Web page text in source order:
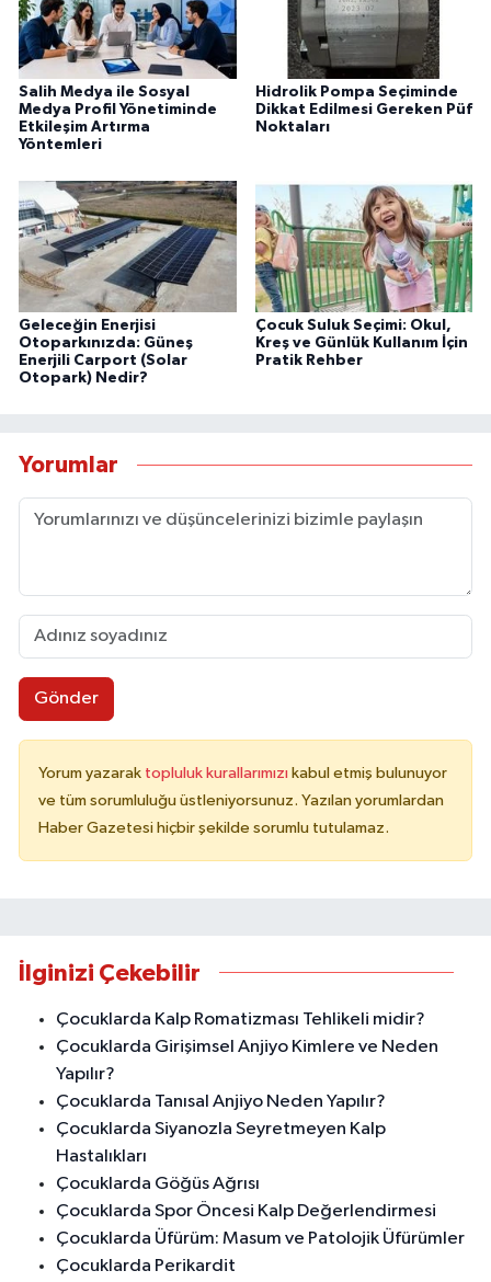
Salih Medya ile Sosyal
Medya Profil Yönetiminde
Etkileşim Artırma
Yöntemleri
Hidrolik Pompa Seçiminde
Dikkat Edilmesi Gereken Püf
Noktaları
Geleceğin Enerjisi
Otoparkınızda: Güneş
Enerjili Carport (Solar
Otopark) Nedir?
Çocuk Suluk Seçimi: Okul,
Kreş ve Günlük Kullanım İçin
Pratik Rehber
Yorumlar
Gönder
Yorum yazarak topluluk kurallarımızı kabul etmiş bulunuyor
ve tüm sorumluluğu üstleniyorsunuz. Yazılan yorumlardan
Haber Gazetesi hiçbir şekilde sorumlu tutulamaz.
İlginizi Çekebilir
Çocuklarda Kalp Romatizması Tehlikeli midir?
Çocuklarda Girişimsel Anjiyo Kimlere ve Neden
Yapılır?
Çocuklarda Tanısal Anjiyo Neden Yapılır?
Çocuklarda Siyanozla Seyretmeyen Kalp
Hastalıkları
Çocuklarda Göğüs Ağrısı
Çocuklarda Spor Öncesi Kalp Değerlendirmesi
Çocuklarda Üfürüm: Masum ve Patolojik Üfürümler
Çocuklarda Perikardit